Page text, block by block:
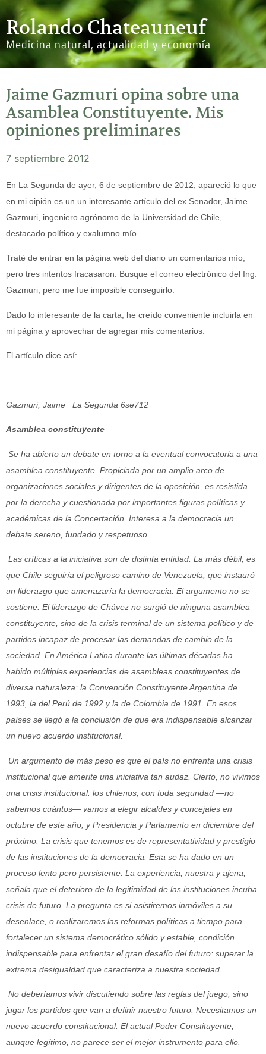
Rolando Chateauneuf
Medicina natural, actualidad y economía
Jaime Gazmuri opina sobre una
Asamblea Constituyente. Mis
opiniones preliminares
7 septiembre 2012
En La Segunda de ayer, 6 de septiembre de 2012, apareció lo que
en mi oipión es un un interesante artículo del ex Senador, Jaime
Gazmuri, ingeniero agrónomo de la Universidad de Chile,
destacado político y exalumno mío.
Traté de entrar en la página web del diario un comentarios mío,
pero tres intentos fracasaron. Busque el correo electrónico del Ing.
Gazmuri, pero me fue imposible conseguirlo.
Dado lo interesante de la carta, he creído conveniente incluirla en
mi página y aprovechar de agregar mis comentarios.
El artículo dice así:
Gazmuri, Jaime La Segunda 6se712
Asamblea constituyente
Se ha abierto un debate en torno a la eventual convocatoria a una
asamblea constituyente. Propiciada por un amplio arco de
organizaciones sociales y dirigentes de la oposición, es resistida
por la derecha y cuestionada por importantes figuras políticas y
académicas de la Concertación. Interesa a la democracia un
debate sereno, fundado y respetuoso.
Las críticas a la iniciativa son de distinta entidad. La más débil, es
que Chile seguiría el peligroso camino de Venezuela, que instauró
un liderazgo que amenazaría la democracia. El argumento no se
sostiene. El liderazgo de Chávez no surgió de ninguna asamblea
constituyente, sino de la crisis terminal de un sistema político y de
partidos incapaz de procesar las demandas de cambio de la
sociedad. En América Latina durante las últimas décadas ha
habido múltiples experiencias de asambleas constituyentes de
diversa naturaleza: la Convención Constituyente Argentina de
1993, la del Perú de 1992 y la de Colombia de 1991. En esos
países se llegó a la conclusión de que era indispensable alcanzar
un nuevo acuerdo institucional.
Un argumento de más peso es que el país no enfrenta una crisis
institucional que amerite una iniciativa tan audaz. Cierto, no vivimos
una crisis institucional: los chilenos, con toda seguridad —no
sabemos cuántos— vamos a elegir alcaldes y concejales en
octubre de este año, y Presidencia y Parlamento en diciembre del
próximo. La crisis que tenemos es de representatividad y prestigio
de las instituciones de la democracia. Esta se ha dado en un
proceso lento pero persistente. La experiencia, nuestra y ajena,
señala que el deterioro de la legitimidad de las instituciones incuba
crisis de futuro. La pregunta es si asistiremos inmóviles a su
desenlace, o realizaremos las reformas políticas a tiempo para
fortalecer un sistema democrático sólido y estable, condición
indispensable para enfrentar el gran desafío del futuro: superar la
extrema desigualdad que caracteriza a nuestra sociedad.
No deberíamos vivir discutiendo sobre las reglas del juego, sino
jugar los partidos que van a definir nuestro futuro. Necesitamos un
nuevo acuerdo constitucional. El actual Poder Constituyente,
aunque legítimo, no parece ser el mejor instrumento para ello.